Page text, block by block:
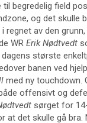
begredelig field
og det skulle
regnet av den
WR Erik Nødtvedt
største
banen ved
med ny touchdown.
offensivt og
sørget for
at det skulle gå